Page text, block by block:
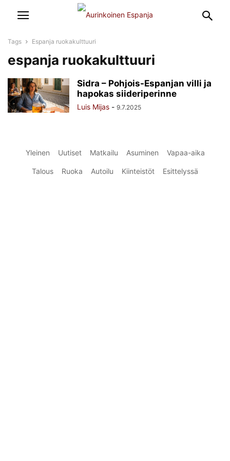
Tags Espanja ruokakulttuuri
espanja ruokakulttuuri
Sidra – Pohjois-Espanjan villi ja
hapokas siideriperinne
Luis Mijas - 9.7.2025
Yleinen Uutiset Matkailu Asuminen Vapaa-aika
Talous Ruoka Autoilu Kiinteistöt Esittelyssä